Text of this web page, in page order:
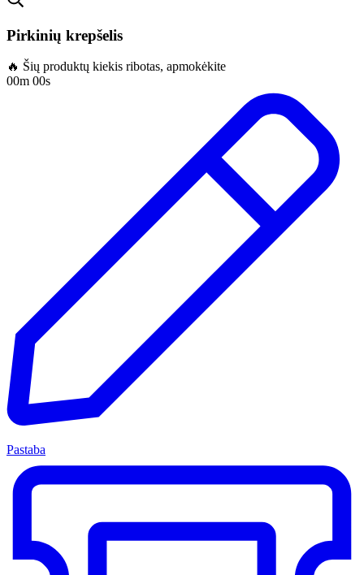
Pirkinių krepšelis
🔥 Šių produktų kiekis ribotas, apmokėkite
00m 00s
Pastaba